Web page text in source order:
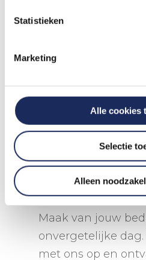
Statistieken
Marketing
Alle cookies
Selectie
Alleen
Programma tot 20
Programma 20-50
personen >>
Programma 100+
personen >>
Vraag een
aan!
Maak van jouw
onvergetelijke
met ons op en